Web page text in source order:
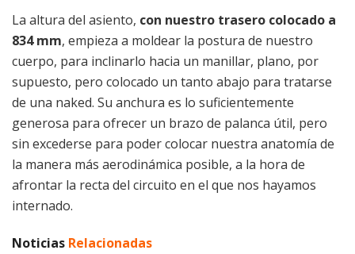
La altura del asiento, con nuestro trasero colocado a
834 mm, empieza a moldear la postura de nuestro
cuerpo, para inclinarlo hacia un manillar, plano, por
supuesto, pero colocado un tanto abajo para tratarse
de una naked. Su anchura es lo suficientemente
generosa para ofrecer un brazo de palanca útil, pero
sin excederse para poder colocar nuestra anatomía de
la manera más aerodinámica posible, a la hora de
afrontar la recta del circuito en el que nos hayamos
internado.
Noticias Relacionadas